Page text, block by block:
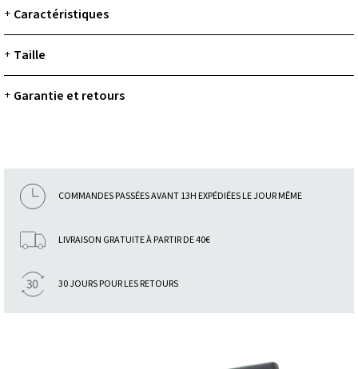
+ Caractéristiques
+ Taille
+ Garantie et retours
COMMANDES PASSÉES AVANT 13H EXPÉDIÉES LE JOUR MÊME
LIVRAISON GRATUITE À PARTIR DE 40€
30 JOURS POUR LES RETOURS